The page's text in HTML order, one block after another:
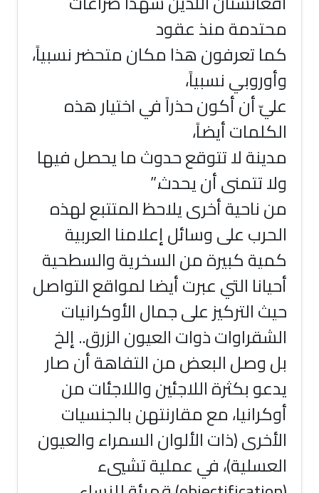
محتدمة منذ عقود
كما تعرفون هذا مكان متحضر نسبياً،
وأوروبي نسبياً،
عليّ أن أكون حذراً في اختيار هذه
الكلمات أيضاً،
مدينة لا تتوقع حدوث ما يحصل فيها
ولا تتمنى أن يحدث.”
من ناحية أخرى يلاحظ المتتبع لهذه
الحرب على وسائل إعلامنا العربية
كمية كبيرة من السخرية والسطحية
أحيانا التي عبرت أيضا لمواقع التواصل
حيث التركيز على جمال الأوكرانيات
الشقراوات ذوات العيون الزرق.. إلخ
بل وصل البعض من التفاهة أن صار
يدعو بكثرة اللاجئين واللاجئات من
أوكرانيا، مع مقارنتهن بالجنسيات
الأخرى (ذات الألوان السمراء والعيون
العسلية)، في عملية تشييء